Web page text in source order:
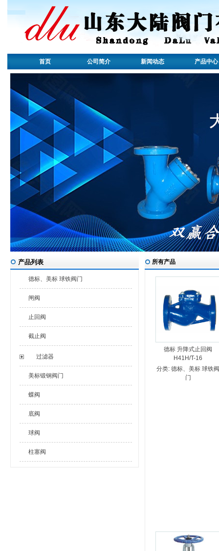
首页 公司简介 新闻动态 产品中心
产品列表
德标、美标 球铁阀门
闸阀
止回阀
截止阀
过滤器
美标锻钢阀门
蝶阀
底阀
球阀
柱塞阀
所有产品
德标 升降式止回阀
H41H/T-16
分类: 德标、美标 球铁阀
门